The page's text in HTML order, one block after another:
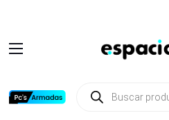
productos